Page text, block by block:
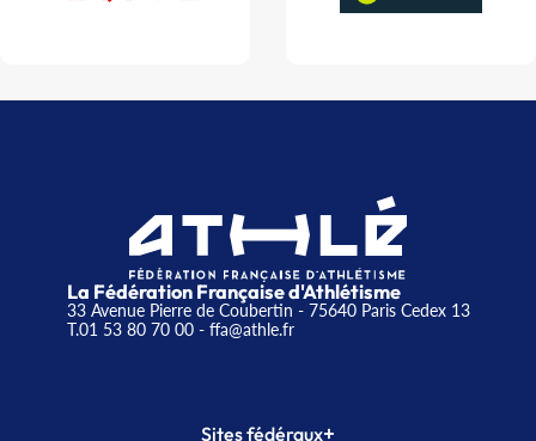
La Fédération Française d'Athlétisme
33 Avenue Pierre de Coubertin - 75640 Paris Cedex 13
T.01 53 80 70 00- ffa@athle.fr
Sites fédéraux+